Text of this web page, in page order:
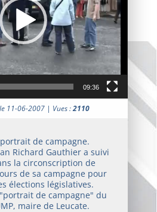
09:36
11-06-2007 | Vues :2110
de campagne.
Richard Gauthier a suivi
la circonscription de
de sa campagne pour
élections législatives.
de campagne" du
maire de Leucate.